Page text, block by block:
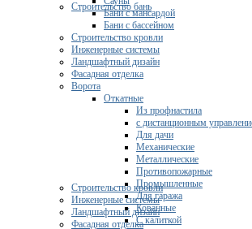
Строительство бань
Строительство кровли
Инженерные системы
Ландшафтный дизайн
Фасадная отделка
Бани с мансардой
Бани с бассейном
Строительство кровли
Инженерные системы
Ландшафтный дизайн
Фасадная отделка
Ворота
Откатные
Из профнастила
с дистанционным
Для дачи
Механические
Металлические
Противопожарные
Промышленные
Для гаража
Кованные
С калиткой